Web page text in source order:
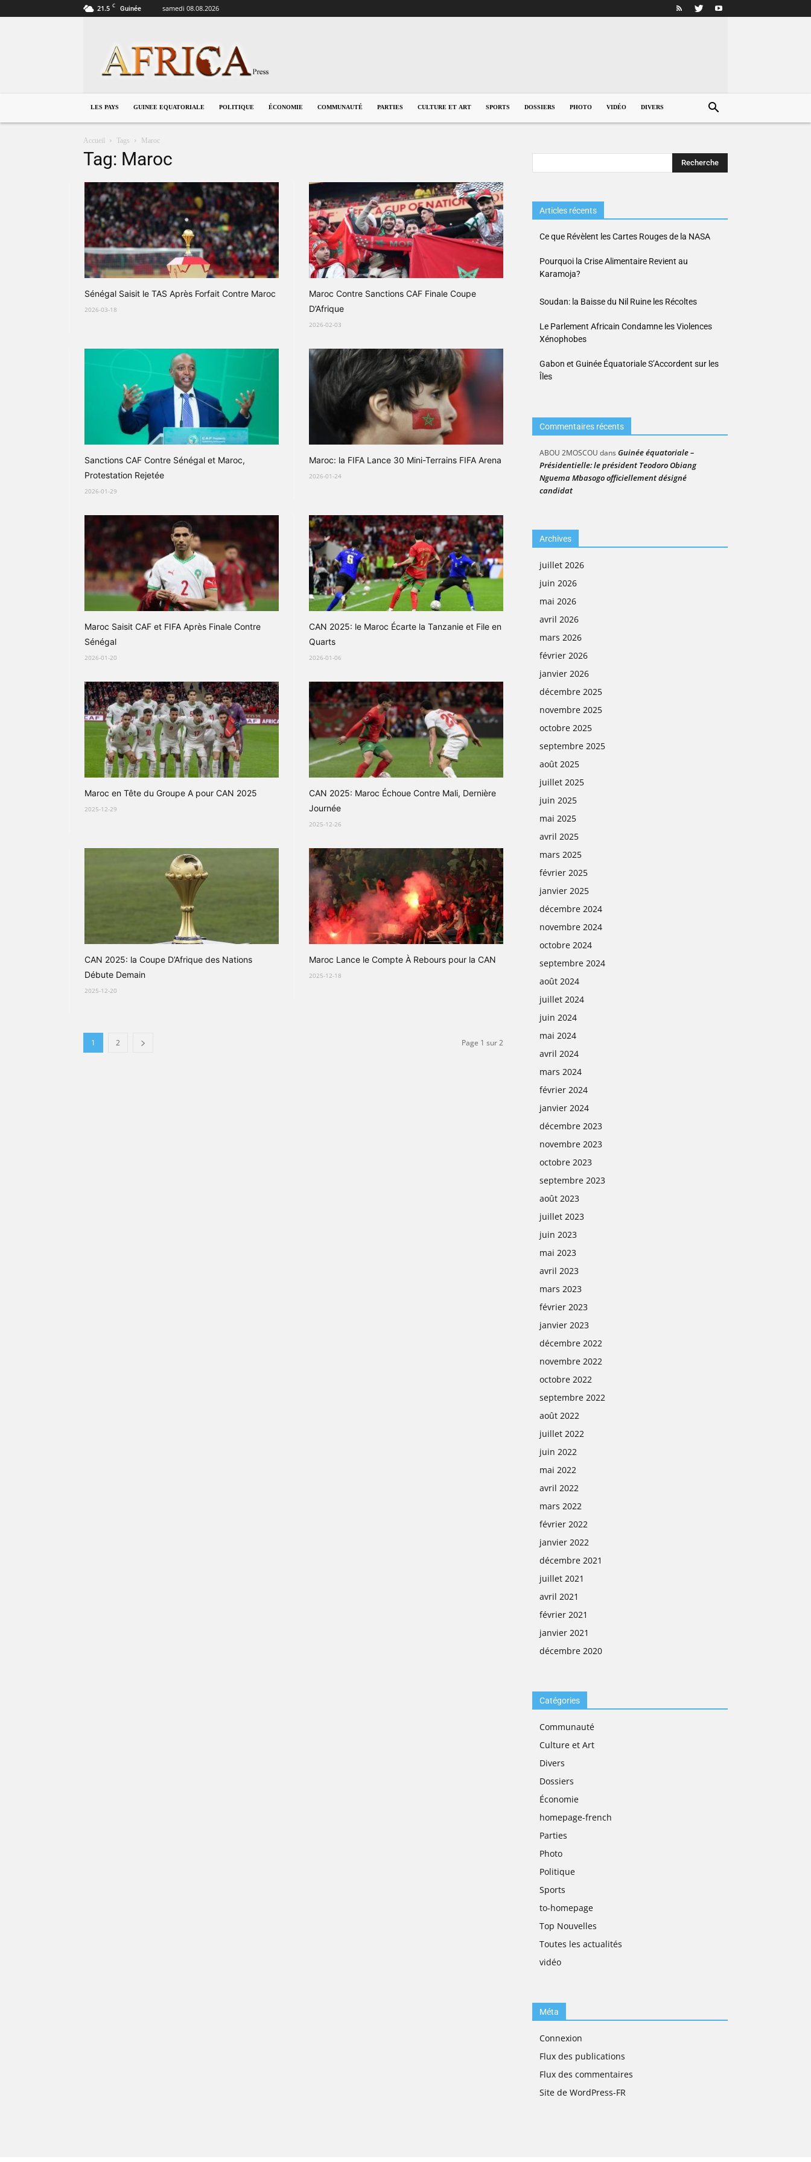
21.5 C Guinée samedi 08.08.2026
équatoriale
LES PAYS GUINEE EQUATORIALE POLITIQUE ÉCONOMIE COMMUNAUTÉ PARTIES CULTURE ET ART SPORTS DOSSIERS PHOTO VIDÉO DIVERS
Accueil Tags Maroc
Tag: Maroc
Sénégal Saisit le TAS Après Forfait Contre Maroc
2026-03-18
Maroc Contre Sanctions CAF Finale Coupe
D’Afrique
2026-02-03
Sanctions CAF Contre Sénégal et Maroc,
Protestation Rejetée
2026-01-29
Maroc: la FIFA Lance 30 Mini-Terrains FIFA Arena
2026-01-24
Maroc Saisit CAF et FIFA Après Finale Contre
Sénégal
2026-01-20
CAN 2025: le Maroc Écarte la Tanzanie et File en
Quarts
2026-01-06
Maroc en Tête du Groupe A pour CAN 2025
2025-12-29
CAN 2025: Maroc Échoue Contre Mali, Dernière
Journée
2025-12-26
CAN 2025: la Coupe D’Afrique des Nations
Débute Demain
2025-12-20
Maroc Lance le Compte À Rebours pour la CAN
2025-12-18
1 2 Page 1 sur 2
Articles récents
Ce que Révèlent les Cartes Rouges de la NASA
Pourquoi la Crise Alimentaire Revient au
Karamoja?
Soudan: la Baisse du Nil Ruine les Récoltes
Le Parlement Africain Condamne les Violences
Xénophobes
Gabon et Guinée Équatoriale S’Accordent sur les
Îles
Commentaires récents
ABOU 2MOSCOU dans Guinée équatoriale –
Présidentielle: le président Teodoro Obiang
Nguema Mbasogo officiellement désigné
candidat
Archives
juillet 2026
juin 2026
mai 2026
avril 2026
mars 2026
février 2026
janvier 2026
décembre 2025
novembre 2025
octobre 2025
septembre 2025
août 2025
juillet 2025
juin 2025
mai 2025
avril 2025
mars 2025
février 2025
janvier 2025
décembre 2024
novembre 2024
octobre 2024
septembre 2024
août 2024
juillet 2024
juin 2024
mai 2024
avril 2024
mars 2024
février 2024
janvier 2024
décembre 2023
novembre 2023
octobre 2023
septembre 2023
août 2023
juillet 2023
juin 2023
mai 2023
avril 2023
mars 2023
février 2023
janvier 2023
décembre 2022
novembre 2022
octobre 2022
septembre 2022
août 2022
juillet 2022
juin 2022
mai 2022
avril 2022
mars 2022
février 2022
janvier 2022
décembre 2021
juillet 2021
avril 2021
février 2021
janvier 2021
décembre 2020
Catégories
Communauté
Culture et Art
Divers
Dossiers
Économie
homepage-french
Parties
Photo
Politique
Sports
to-homepage
Top Nouvelles
Toutes les actualités
vidéo
Méta
Connexion
Flux des publications
Flux des commentaires
Site de WordPress-FR